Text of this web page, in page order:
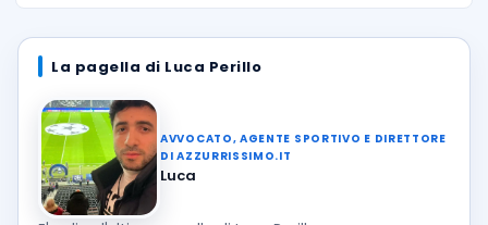
La pagella di Luca Perillo
AVVOCATO, AGENTE SPORTIVO E DIRETTORE
DI AZZURRISSIMO.IT
Luca